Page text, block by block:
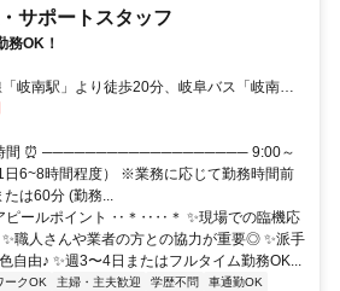
サポートスタッフ
務OK！
岐南駅」より徒歩20分、岐阜バス「岐南町
時間 ⏰ ─────────────────── 9:00～
日6~8時間程度） ※業務に応じて勤務時間前
は60分 (勤務...
ールポイント ‥＊‥‥＊ ✨現場での臨機応
職人さんや業者の方との協力が重要◎ ✨派手
自由♪ ✨週3〜4日またはフルタイム勤務OK...
ークOK 主婦・主夫歓迎 学歴不問
車通勤OK